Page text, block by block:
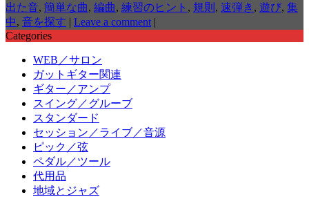
出た音, 簡単な曲, 編曲, 練習のヒント , 規則 , 速弾き , 遊び, 集
中, 音を探す | Leave a comment |
Categories
WEB／サロン
ガットギター関連
ギター／アンプ
スイング／グルーブ
スタンダード
セッション／ライブ／音源
ピック／弦
ペダル／ツール
代用品
地域とジャズ